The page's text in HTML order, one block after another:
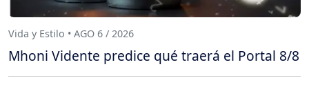
Vida y Estilo • AGO 6 / 2026
Mhoni Vidente predice qué traerá el Portal 8/8